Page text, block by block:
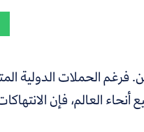
الحملات الدولية
العالم، فإن